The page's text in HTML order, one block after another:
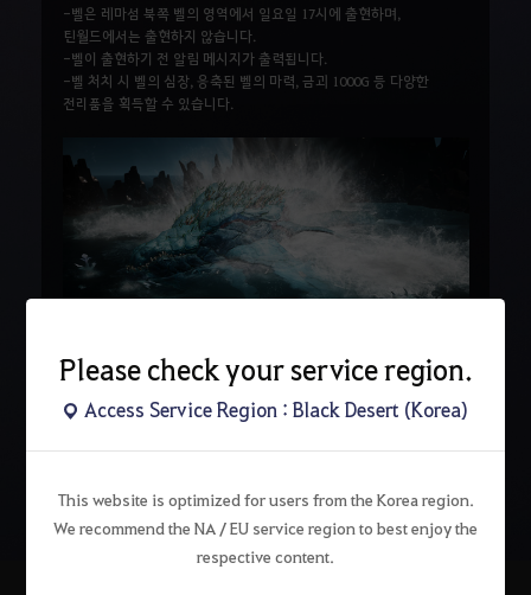
Please check your service region.
Access Service Region : Black Desert (Korea)
This website is optimized for users from the Korea region.
We recommend the NA / EU service region to best enjoy the
respective content.
-벨은 레마섬 북쪽 벨의 영역에서 일요일 17시에 출현하며,
틴월드에서는 출현하지 않습니다.
-벨이 출현하기 전 알림 메시지가 출력됩니다.
-벨 처치 시 벨의 심장, 응축된 벨의 마력, 금괴 1000G 등 다양한
전리품을 획득할 수 있습니다.
검